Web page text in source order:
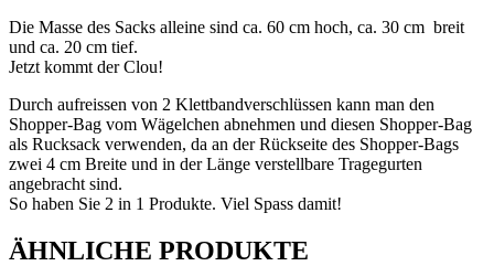
Die Masse des Sacks alleine sind ca. 60 cm hoch, ca. 30 cm breit
und ca. 20 cm tief.
Jetzt kommt der Clou!
Durch aufreissen von 2 Klettbandverschlüssen kann man den
Shopper-Bag vom Wägelchen abnehmen und diesen Shopper-Bag
als Rucksack verwenden, da an der Rückseite des Shopper-Bags
zwei 4 cm Breite und in der Länge verstellbare Tragegurten
angebracht sind.
So haben Sie 2 in 1 Produkte. Viel Spass damit!
ÄHNLICHE PRODUKTE